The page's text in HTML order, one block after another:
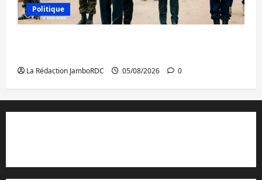
Politique
La Rédaction JamboRDC 05/08/2026 0